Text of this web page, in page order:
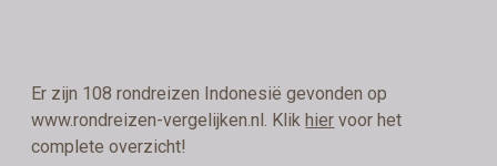
Er zijn 108 rondreizen Indonesië gevonden op
www.rondreizen-vergelijken.nl. Klik hier voor het
complete overzicht!